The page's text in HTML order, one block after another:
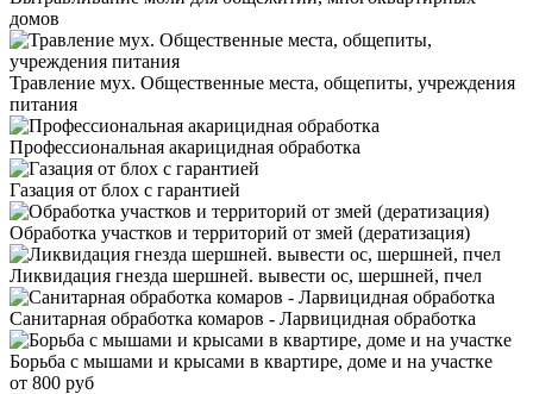
домов
Травление мух. Общественные места, общепиты, учреждения
питания
Профессиональная акарицидная обработка
Газация от блох с гарантией
Обработка участков и территорий от змей (дератизация)
Ликвидация гнезда шершней. вывести ос, шершней, пчел
Санитарная обработка комаров - Ларвицидная обработка
Борьба с мышами и крысами в квартире, доме и на участке
от 800 руб